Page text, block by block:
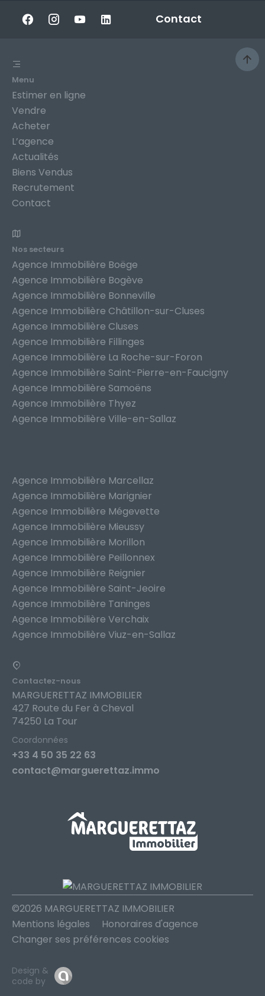
Contact
Menu
Estimer en ligne
Vendre
Acheter
L’agence
Actualités
Biens Vendus
Recrutement
Contact
Nos secteurs
Agence Immobilière Boëge
Agence Immobilière Bogève
Agence Immobilière Bonneville
Agence Immobilière Châtillon-sur-Cluses
Agence Immobilière Cluses
Agence Immobilière Fillinges
Agence Immobilière La Roche-sur-Foron
Agence Immobilière Saint-Pierre-en-Faucigny
Agence Immobilière Samoëns
Agence Immobilière Thyez
Agence Immobilière Ville-en-Sallaz
Agence Immobilière Marcellaz
Agence Immobilière Marignier
Agence Immobilière Mégevette
Agence Immobilière Mieussy
Agence Immobilière Morillon
Agence Immobilière Peillonnex
Agence Immobilière Reignier
Agence Immobilière Saint-Jeoire
Agence Immobilière Taninges
Agence Immobilière Verchaix
Agence Immobilière Viuz-en-Sallaz
Contactez-nous
MARGUERETTAZ IMMOBILIER
427 Route du Fer à Cheval
74250 La Tour
Coordonnées
+33 4 50 35 22 63
contact@marguerettaz.immo
©2026 MARGUERETTAZ IMMOBILIER
Mentions légales
Honoraires d'agence
Changer ses préférences cookies
Design &
code by